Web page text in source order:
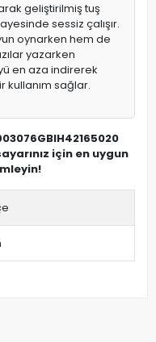
geliştirilmiş tuş
sessiz çalışır.
oynarken hem de
yazarken
en aza indirerek
kullanım sağlar.
için en uygun